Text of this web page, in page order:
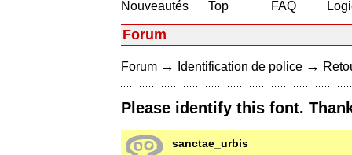
Nouveautés
Top
FAQ
Forum
Forum → Identification de police →
Please identify this font.
sanctae_urbis